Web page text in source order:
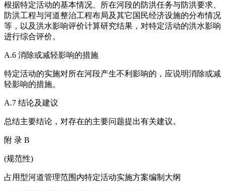
根据特定活动的基本情况、所在河段的防洪任务与防洪要求、
防洪工程与河道整治工程布局及其它国民经济设施的分布情况
等，以及洪水影响评价计算研究结果，对特定活动的洪水影响
进行综合评价。
A.6 消除或减轻影响的措施
特定活动的实施对所在河段产生不利影响的，应说明消除或减
轻影响的措施。
A.7 结论及建议
总结主要结论，对存在的主要问题提出有关建议。
附 录 B
(规范性)
占用型河道管理范围内特定活动实施方案编制大纲